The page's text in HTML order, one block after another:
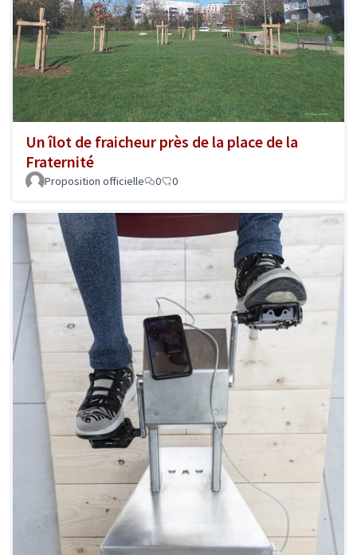
Un îlot de fraicheur près de la place de la
Fraternité
Proposition officielle 0 0